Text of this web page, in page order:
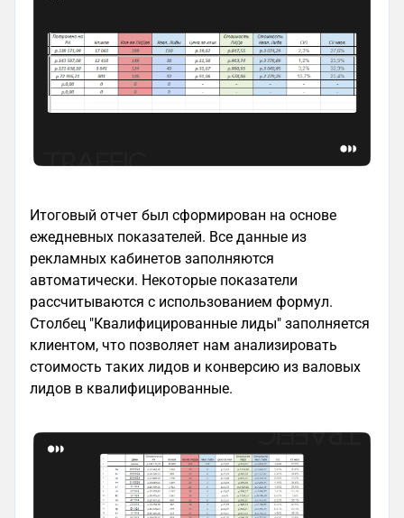
Итоговый отчет был сформирован на основе
ежедневных показателей. Все данные из
рекламных кабинетов заполняются
автоматически. Некоторые показатели
рассчитываются с использованием формул.
Столбец "Квалифицированные лиды" заполняется
клиентом, что позволяет нам анализировать
стоимость таких лидов и конверсию из валовых
лидов в квалифицированные.